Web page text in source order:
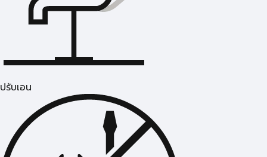
ปรับเอน